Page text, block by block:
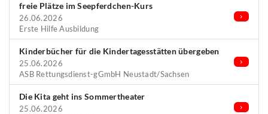
freie Plätze im Seepferdchen-Kurs
26.06.2026
Erste Hilfe Ausbildung
Kinderbücher für die Kindertagesstätten übergeben
25.06.2026
ASB Rettungsdienst-gGmbH Neustadt/Sachsen
Die Kita geht ins Sommertheater
25.06.2026